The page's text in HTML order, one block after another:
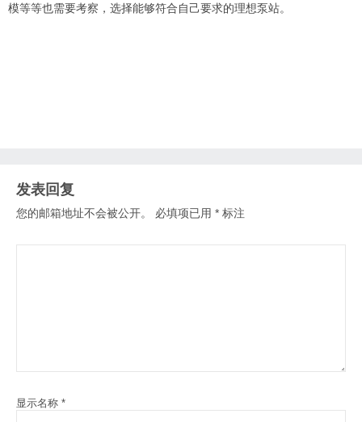
模等等也需要考察，选择能够符合自己要求的理想泵站。
发表回复
您的邮箱地址不会被公开。 必填项已用 * 标注
显示名称 *